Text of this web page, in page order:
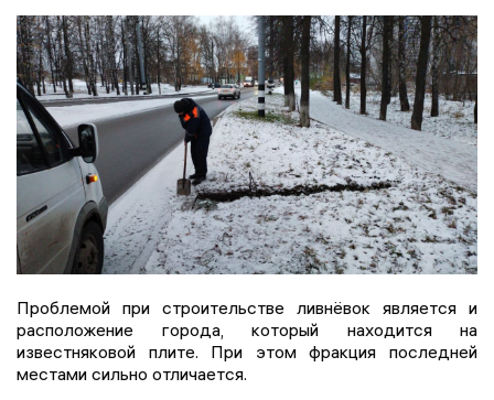
Проблемой при строительстве ливнёвок является и
расположение города, который находится на
известняковой плите. При этом фракция последней
местами сильно отличается.